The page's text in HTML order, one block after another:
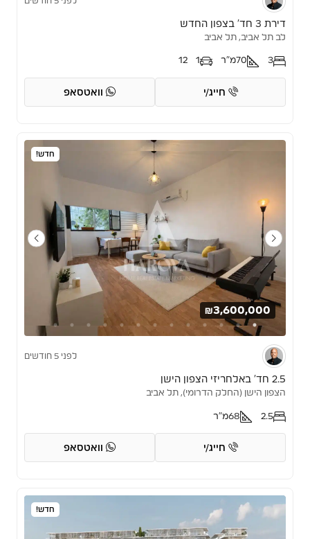
דירת 3 חד’ בצפון החדש
לב תל אביב, תל אביב
3
70מ"ר 1
12
חייג/י וואטסאפ
חדש!
₪3,600,000
לפני 5 חודשים
2.5 חד’ באלחריזי הצפון הישן
הצפון הישן (החלק הדרומי), תל אביב
2.5
68מ"ר
חייג/י וואטסאפ
חדש!